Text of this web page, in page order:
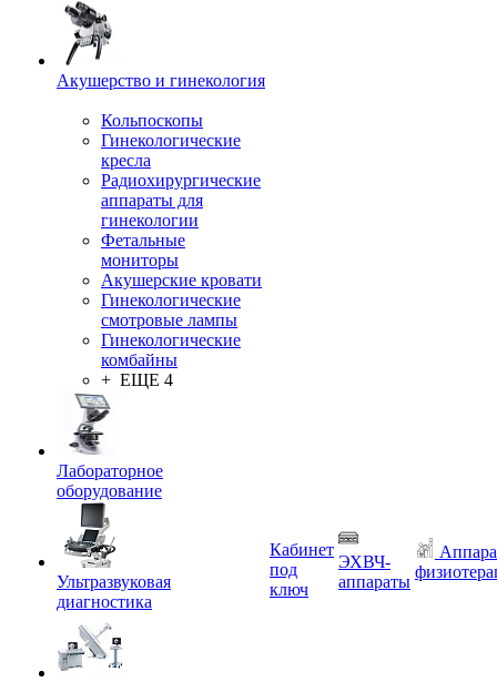
Акушерство и гинекология
Кольпоскопы
Гинекологические
кресла
Радиохирургические
аппараты для
гинекологии
Фетальные
мониторы
Акушерские кровати
Гинекологические
смотровые лампы
Гинекологические
комбайны
+ ЕЩЕ 4
Лабораторное
оборудование
Ультразвуковая
диагностика
Кабинет
под
ключ
ЭХВЧ-
аппараты